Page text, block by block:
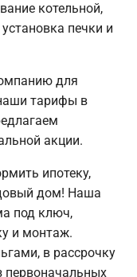
котельной,
печки и
для
тарифы в
акции.
ипотеку,
дом! Наша
под ключ,
и монтаж.
в рассрочку
первоначальных